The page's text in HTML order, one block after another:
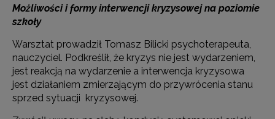
Możliwości i formy interwencji kryzysowej na poziomie
szkoły
Warsztat prowadził Tomasz Bilicki psychoterapeuta,
nauczyciel. Podkreślił, że kryzys nie jest wydarzeniem,
jest reakcją na wydarzenie a interwencja kryzysowa
jest działaniem zmierzającym do przywrócenia stanu
sprzed sytuacji kryzysowej.